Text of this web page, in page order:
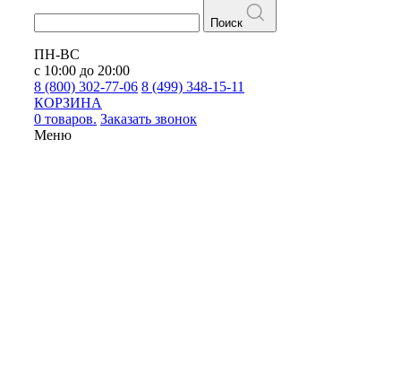
Поиск
ПН-ВС
с 10:00 до 20:00
8 (800) 302-77-06 8 (499) 348-15-11
КОРЗИНА
0 товаров. Заказать звонок
Меню